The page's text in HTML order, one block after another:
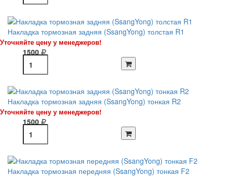
Накладка тормозная задняя (SsangYong) толстая R1
Уточняйте цену у менеджеров!
1500
Накладка тормозная задняя (SsangYong) тонкая R2
Уточняйте цену у менеджеров!
1500
Накладка тормозная передняя (SsangYong) тонкая F2